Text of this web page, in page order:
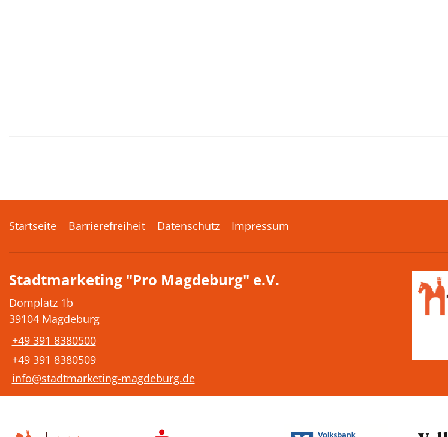
Startseite Barrierefreiheit Datenschutz Impressum
Stadtmarketing "Pro Magdeburg" e.V.
Domplatz 1b
39104 Magdeburg
+49 391 8380500
+49 391 8380509
info@stadtmarketing-magdeburg.de